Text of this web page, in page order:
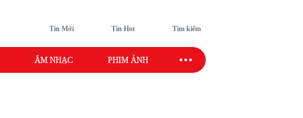
Tin Mới Tin Hot Tìm kiếm
ÂM NHẠC PHIM ẢNH SAO SPORT